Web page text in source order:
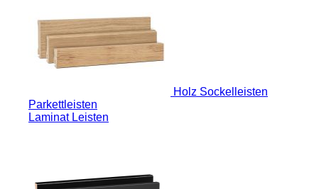
Holz Sockelleisten
Parkettleisten
Laminat Leisten